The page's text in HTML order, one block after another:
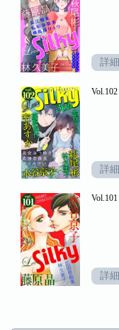
詳細
Vol.102
詳細
Vol.101
詳細